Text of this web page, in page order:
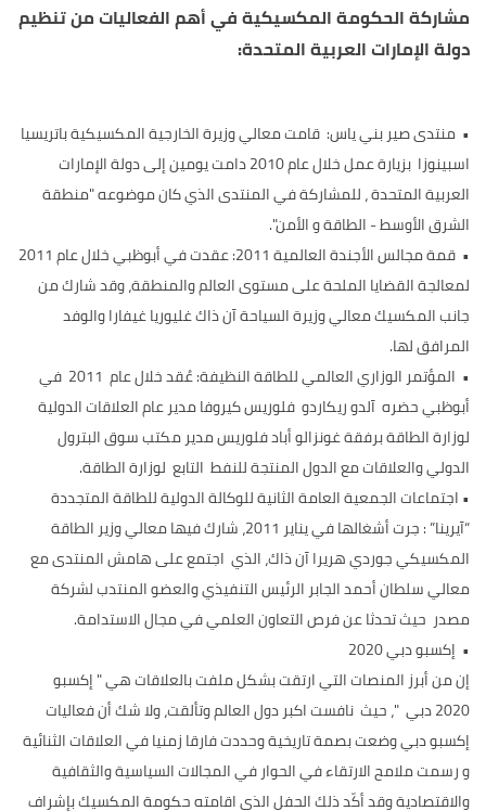
مشاركة الحكومة المكسيكية في أهم الفعاليات من تنظيم
دولة الإمارات العربية المتحدة:
• منتدى صير بني ياس: قامت معالي وزيرة الخارجية المكسيكية باتريسيا
اسبينوزا بزيارة عمل خلال عام 2010 دامت يومين إلى دولة الإمارات
العربية المتحدة ، للمشاركة في المنتدى الذي كان موضوعه "منطقة
الشرق الأوسط - الطاقة و الأمن".
•
قمة مجالس الأجندة العالمية 2011: عقدت في أبوظبي خلال عام 2011
لمعالجة القضايا الملحة على مستوى العالم والمنطقة، وقد شارك من
جانب المكسيك معالي وزيرة السياحة آن ذاك غليوريا غيفارا والوفد
المرافق لها.
• المؤتمر الوزاري العالمي للطاقة النظيفة: عُقد خلال عام 2011 في
أبوظبي حضره آلدو ريكاردو فلوريس كيروفا مدير عام العلاقات الدولية
لوزارة الطاقة برفقة غونزالو أباد فلوريس مدير مكتب سوق البترول
الدولي والعلاقات مع الدول المنتجة للنفط التابع لوزارة الطاقة.
•اجتماعات الجمعية العامة الثانية للوكالة الدولية للطاقة المتجددة
“آيرينا” : جرت أشغالها في يناير 2011، شارك فيها معالي وزير الطاقة
المكسيكي جوردي هريرا آن ذاك، الذي اجتمع على هامش المنتدى مع
معالي سلطان أحمد الجابر الرئيس التنفيذي والعضو المنتدب لشركة
مصدر حيث تحدثا عن فرص التعاون العلمي في مجال الاستدامة.
• إكسبو دبي 2020
إن من أبرز المنصات التي ارتقت بشكل ملفت بالعلاقات هي " إكسبو
2020 دبي "، حيث نافست اكبر دول العالم وتألقت، ولا شك أن فعاليات
إكسبو دبي وضعت بصمة تاريخية وحددت فارقا زمنيا في العلاقات الثنائية
و رسمت ملامح الارتقاء في الحوار في المجالات السياسية والثقافية
والاقتصادية وقد أكّد ذلك الحفل الذي اقامته حكومة المكسيك بإشراف